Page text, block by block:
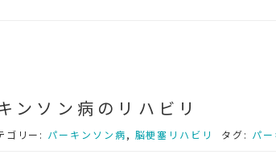
ンソン病のリハビリ
ゴリー: パーキンソン病, 脳梗塞リハビリ タグ: パ